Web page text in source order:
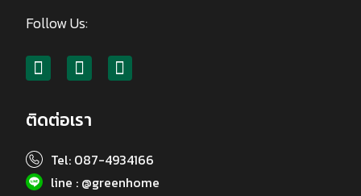
Follow Us:
ติดต่อเรา
Tel: 087-4934166
line : @greenhome